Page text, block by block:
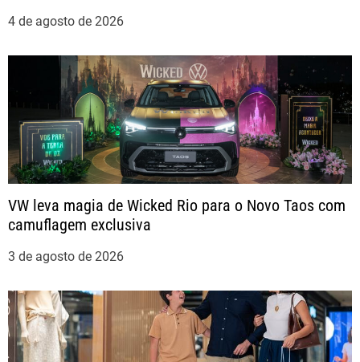
d
e
P
s
t
4 de agosto de 2026
VW leva magia de Wicked Rio para o Novo Taos com
camuflagem exclusiva
3 de agosto de 2026